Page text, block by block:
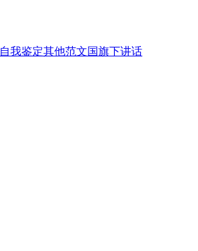
自我鉴定其他范文国旗下讲话